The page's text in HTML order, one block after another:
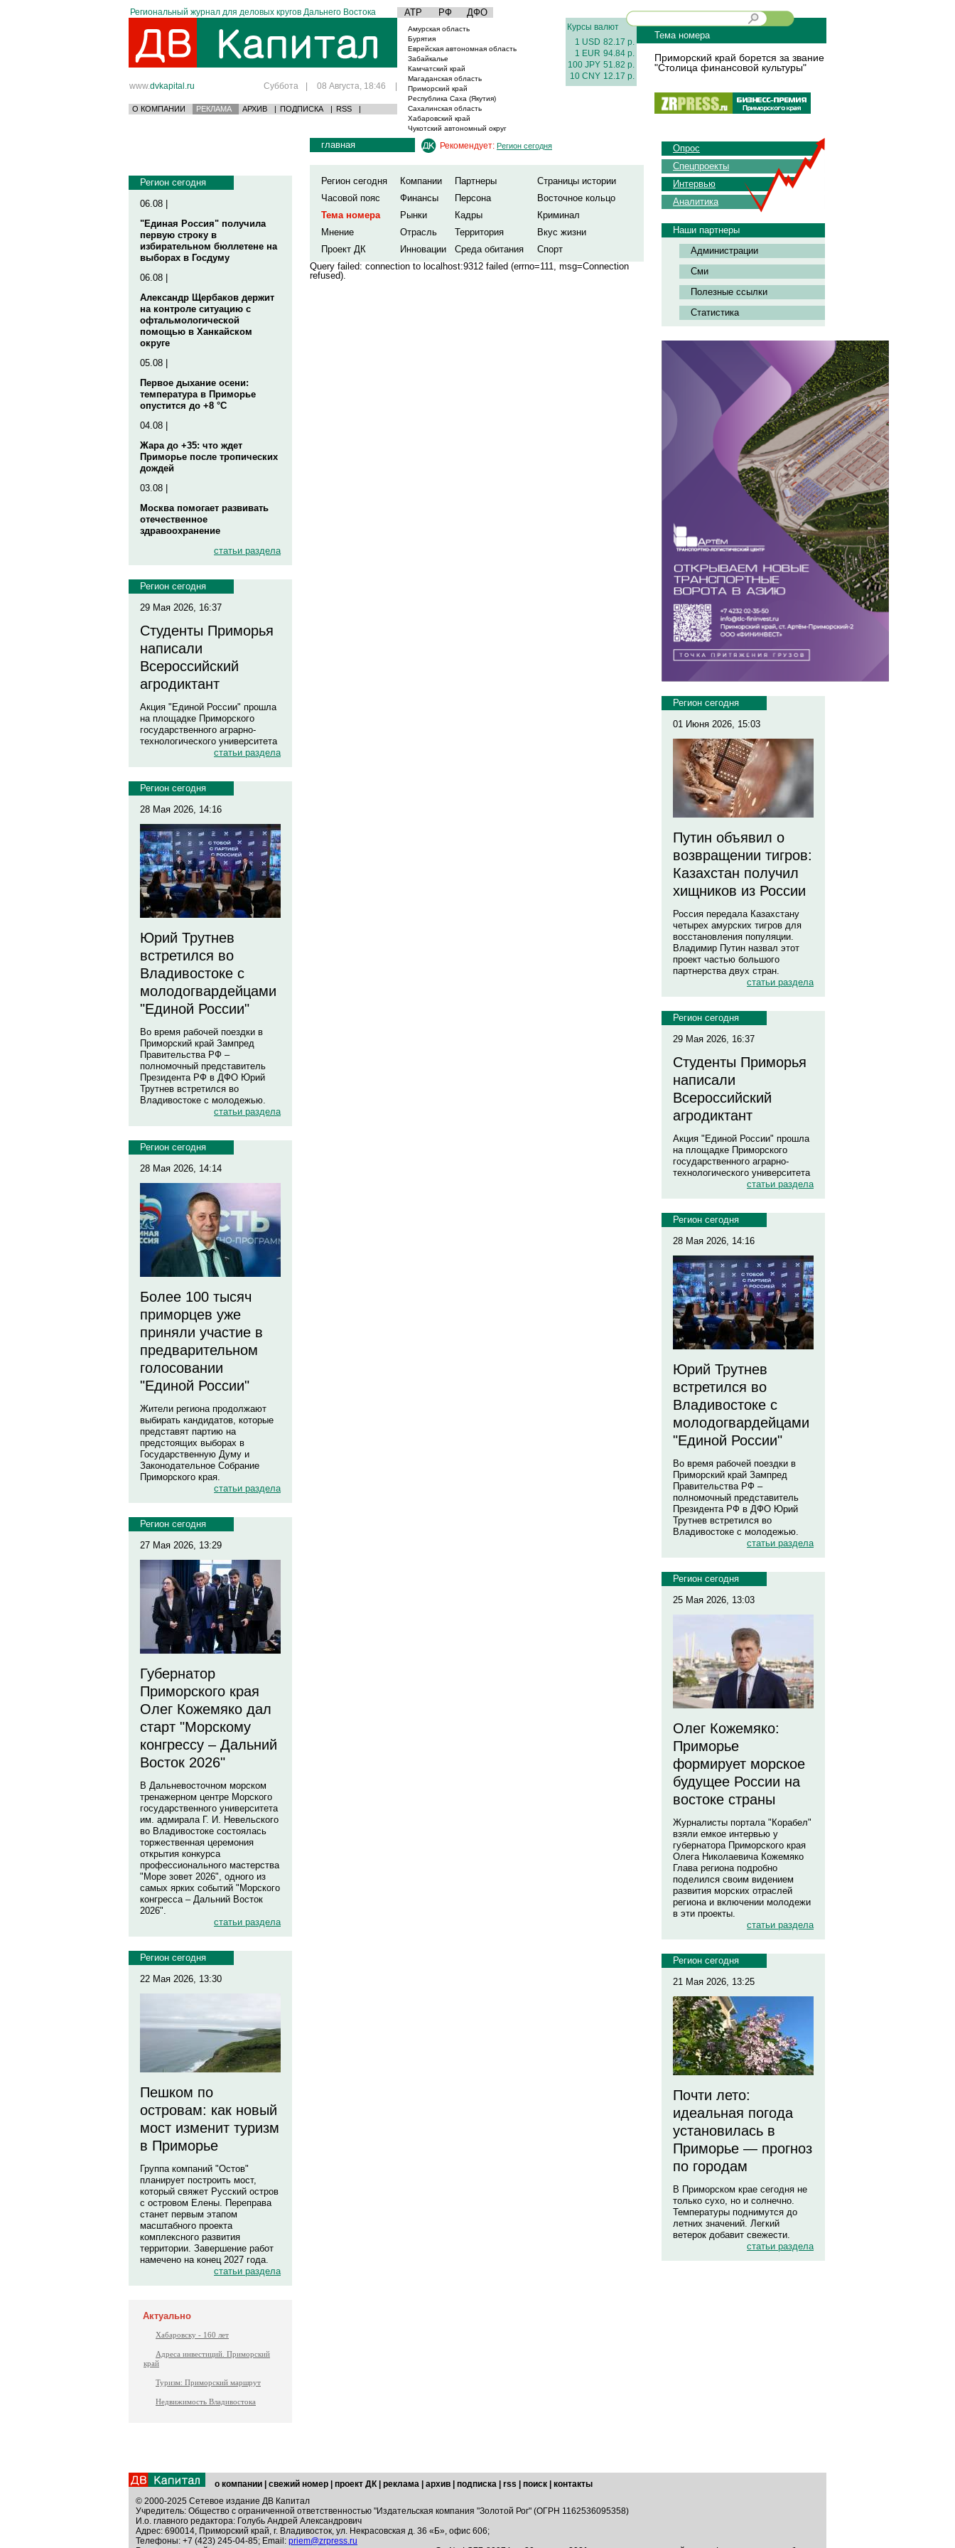
Региональный журнал для деловых кругов Дальнего Востока АТР РФ ДФО
www.dvkapital.ru Суббота | 08 Августа, 18:46 |
О КОМПАНИИ РЕКЛАМА АРХИВ | ПОДПИСКА | RSS |
Амурская область
Бурятия
Еврейская автономная область
Забайкалье
Камчатский край
Магаданская область
Приморский край
Республика Саха (Якутия)
Сахалинская область
Хабаровский край
Чукотский автономный округ
Курсы валют
1 USD 82.17 р.
1 EUR 94.84 р.
100 JPY 51.82 р.
10 CNY 12.17 р.
Тема номера
Приморский край борется за звание
"Столица финансовой культуры"
Регион сегодня
06.08 |
"Единая Россия" получила
первую строку в
избирательном бюллетене на
выборах в Госдуму
06.08 |
Александр Щербаков держит
на контроле ситуацию с
офтальмологической
помощью в Ханкайском
округе
05.08 |
Первое дыхание осени:
температура в Приморье
опустится до +8 °C
04.08 |
Жара до +35: что ждет
Приморье после тропических
дождей
03.08 |
Москва помогает развивать
отечественное
здравоохранение
статьи раздела
Регион сегодня
29 Мая 2026, 16:37
Студенты Приморья
написали
Всероссийский
агродиктант
Акция "Единой России" прошла
на площадке Приморского
государственного аграрно-
технологического университета
статьи раздела
Регион сегодня
28 Мая 2026, 14:16
Юрий Трутнев
встретился во
Владивостоке с
молодогвардейцами
"Единой России"
Во время рабочей поездки в
Приморский край Зампред
Правительства РФ –
полномочный представитель
Президента РФ в ДФО Юрий
Трутнев встретился во
Владивостоке с молодежью.
статьи раздела
Регион сегодня
28 Мая 2026, 14:14
Более 100 тысяч
приморцев уже
приняли участие в
предварительном
голосовании
"Единой России"
Жители региона продолжают
выбирать кандидатов, которые
представят партию на
предстоящих выборах в
Государственную Думу и
Законодательное Собрание
Приморского края.
статьи раздела
Регион сегодня
27 Мая 2026, 13:29
Губернатор
Приморского края
Олег Кожемяко дал
старт "Морскому
конгрессу – Дальний
Восток 2026"
В Дальневосточном морском
тренажерном центре Морского
государственного университета
им. адмирала Г. И. Невельского
во Владивостоке состоялась
торжественная церемония
открытия конкурса
профессионального мастерства
"Море зовет 2026", одного из
самых ярких событий "Морского
конгресса – Дальний Восток
2026".
статьи раздела
Регион сегодня
22 Мая 2026, 13:30
Пешком по
островам: как новый
мост изменит туризм
в Приморье
Группа компаний "Остов"
планирует построить мост,
который свяжет Русский остров
с островом Елены. Переправа
станет первым этапом
масштабного проекта
комплексного развития
территории. Завершение работ
намечено на конец 2027 года.
статьи раздела
Актуально
Хабаровску - 160 лет
Адреса инвестиций. Приморский
край
Туризм: Приморский маршрут
Недвижимость Владивостока
главная Рекомендует: Регион сегодня
Регион сегодня Компании Партнеры
Страницы истории
Часовой пояс
Финансы Персона
Восточное кольцо
Тема номера
Рынки Кадры
Криминал
Мнение
Отрасль Территория
Вкус жизни
Проект ДК
Инновации Среда обитания
Спорт
Query failed: connection to localhost:9312 failed (errno=111, msg=Connection
refused).
Опрос
Спецпроекты
Интервью
Аналитика
Наши партнеры
Администрации
Сми
Полезные ссылки
Статистика
Регион сегодня
01 Июня 2026, 15:03
Путин объявил о
возвращении тигров:
Казахстан получил
хищников из России
Россия передала Казахстану
четырех амурских тигров для
восстановления популяции.
Владимир Путин назвал этот
проект частью большого
партнерства двух стран.
статьи раздела
Регион сегодня
29 Мая 2026, 16:37
Студенты Приморья
написали
Всероссийский
агродиктант
Акция "Единой России" прошла
на площадке Приморского
государственного аграрно-
технологического университета
статьи раздела
Регион сегодня
28 Мая 2026, 14:16
Юрий Трутнев
встретился во
Владивостоке с
молодогвардейцами
"Единой России"
Во время рабочей поездки в
Приморский край Зампред
Правительства РФ –
полномочный представитель
Президента РФ в ДФО Юрий
Трутнев встретился во
Владивостоке с молодежью.
статьи раздела
Регион сегодня
25 Мая 2026, 13:03
Олег Кожемяко:
Приморье
формирует морское
будущее России на
востоке страны
Журналисты портала "Корабел"
взяли емкое интервью у
губернатора Приморского края
Олега Николаевича Кожемяко
Глава региона подробно
поделился своим видением
развития морских отраслей
региона и включении молодежи
в эти проекты.
статьи раздела
Регион сегодня
21 Мая 2026, 13:25
Почти лето:
идеальная погода
установилась в
Приморье — прогноз
по городам
В Приморском крае сегодня не
только сухо, но и солнечно.
Температуры поднимутся до
летних значений. Легкий
ветерок добавит свежести.
статьи раздела
о компании свежий номер проект ДК реклама архив подписка rss поиск
контакты
© 2000-2025 Сетевое издание ДВ Капитал
Учредитель: Общество с ограниченной ответственностью "Издательская компания "Золотой Рог" (ОГРН 1162536095358)
И.о. главного редактора: Голубь Андрей Александрович
Адрес: 690014, Приморский край, г. Владивосток, ул. Некрасовская д. 36 «Б», офис 606;
Телефоны: +7 (423) 245-04-85; Email: priem@zrpress.ru